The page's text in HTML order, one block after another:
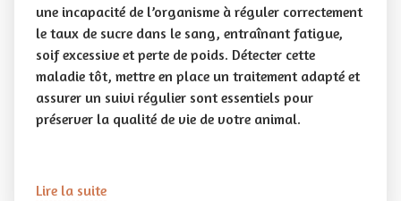
une incapacité de l’organisme à réguler correctement
le taux de sucre dans le sang, entraînant fatigue,
soif excessive et perte de poids. Détecter cette
maladie tôt, mettre en place un traitement adapté et
assurer un suivi régulier sont essentiels pour
préserver la qualité de vie de votre animal.
Lire la suite